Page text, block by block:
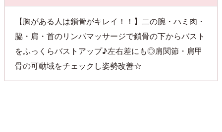
【胸がある人は鎖骨がキレイ！！】二の腕・ハミ肉・
脇・肩・首のリンパマッサージで鎖骨の下からバスト
をふっくらバストアップ♪左右差にも◎肩関節・肩甲
骨の可動域をチェックし姿勢改善☆